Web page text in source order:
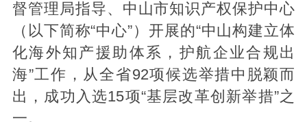
督管理局指导、中山市知识产权保护中心
（以下简称“中心”）开展的“中山构建立体
化海外知产援助体系，护航企业合规出
海”工作，从全省92项候选举措中脱颖而
出，成功入选15项“基层改革创新举措”之
一。